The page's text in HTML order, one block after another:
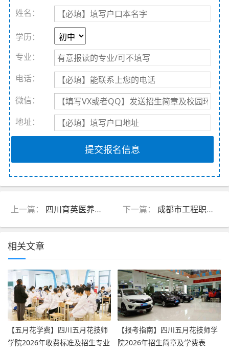
姓名：
学历：
专业：
电话：
微信：
地址：
提交报名信息
上一篇： 四川育英医养科技技工学校怎么样好不好_四川育英医养科技技工学校是公办还是民办 下一篇： 成都市工程职业技术学校怎么样好不好_成都市工程职业技术学校青白江
相关文章
【五月花学费】四川五月花技师
学院2026年收费标准及招生专业
【报考指南】四川五月花技师学
院2026年招生简章及学费表